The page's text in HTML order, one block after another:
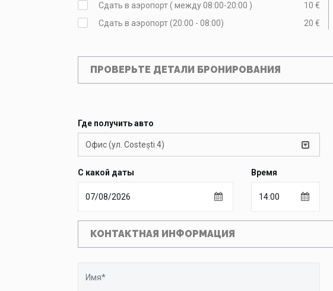
Сдать в аэропорт ( между 08:00-20:00 )
10 €
Сдать в аэропорт (20:00 - 08:00)
20 €
ПРОВЕРЬТЕ ДЕТАЛИ БРОНИРОВАНИЯ
Где получить авто
Офис (ул. Costești 4)
С какой даты Время
КОНТАКТНАЯ ИНФОРМАЦИЯ